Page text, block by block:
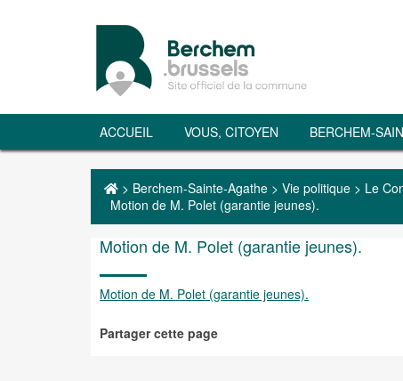
ACCUEIL VOUS, CITOYEN BERCHEM-
> Berchem-Sainte-Agathe > Vie politique > Le
Motion de M. Polet (garantie jeunes).
Motion de M. Polet (garantie jeunes).
Motion de M. Polet (garantie jeunes).
Partager cette page